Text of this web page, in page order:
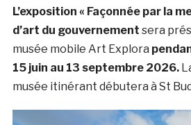
L’exposition « Façonnée par la
d’art du gouvernement sera
musée mobile Art Explora
15 juin au 13 septembre 2026.
musée itinérant débutera à St